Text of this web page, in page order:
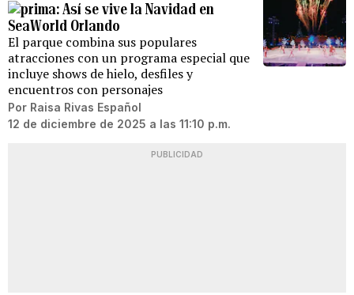
Así se vive la Navidad en
SeaWorld Orlando
El parque combina sus populares
atracciones con un programa especial que
incluye shows de hielo, desfiles y
encuentros con personajes
Por Raisa Rivas Español
12 de diciembre de 2025 a las 11:10 p.m.
PUBLICIDAD